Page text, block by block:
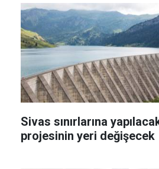
Sivas sınırlarına
projesinin yeri değişecek